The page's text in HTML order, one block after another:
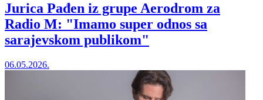
Jurica Pađen iz grupe Aerodrom za
Radio M: "Imamo super odnos sa
sarajevskom publikom"
06.05.2026.